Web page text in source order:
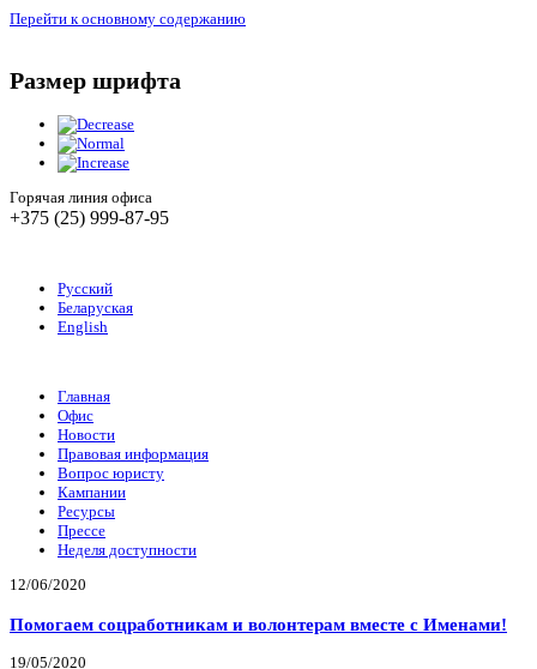
Перейти к основному содержанию
Размер шрифта
Горячая линия офиса
+375 (25) 999-87-95
Русский
Беларуская
English
Главная
Офис
Новости
Правовая информация
Вопрос юристу
Кампании
Ресурсы
Прессе
Неделя доступности
12/06/2020
Помогаем соцработникам и волонтерам вместе с Именами!
19/05/2020